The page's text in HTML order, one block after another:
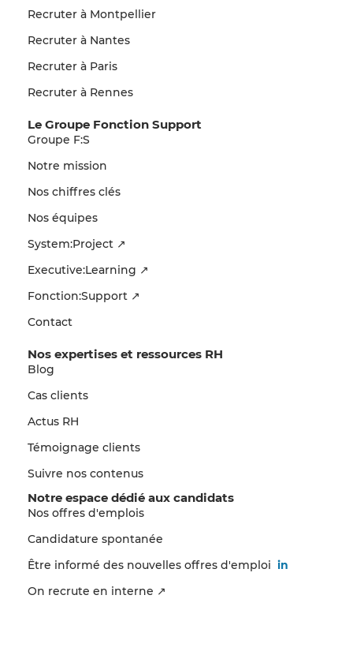
Nos expertises et ressources RH
Blog
Cas clients
Actus RH
Témoignage clients
Suivre nos contenus
Notre espace dédié aux candidats
Nos offres d'emplois
Candidature spontanée
Être informé des nouvelles offres d'emploi in
On recrute en interne ↗
Recruter à Montpellier
Recruter à Nantes
Recruter à Paris
Recruter à Rennes
Le Groupe Fonction Support
Groupe F:S
Notre mission
Nos chiffres clés
Nos équipes
System:Project ↗
Executive:Learning ↗
Fonction:Support ↗
Contact